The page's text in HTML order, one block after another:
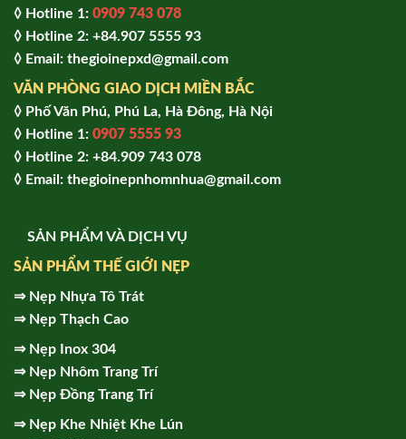
◊ Hotline 1: 0909 743 078
◊ Hotline 2: +84.907 5555 93
◊ Email: thegioinepxd@gmail.com
VĂN PHÒNG GIAO DỊCH MIỀN BẮC
◊ Phố Văn Phú, Phú La, Hà Đông, Hà Nội
◊ Hotline 1: 0907 5555 93
◊ Hot line 2: +84.909 743 078
◊ Email: thegioinepnhomnhua@gmail.com
SẢN PHẨM VÀ DỊCH VỤ
SẢN PHẨM THẾ GIỚI NẸP
⇒ Nẹp Nhựa Tô Trát
⇒ Nẹp Thạch Cao
⇒ Nẹp Inox 304
⇒ Nẹp Nhôm Trang Trí
⇒ Nẹp Đồng Trang Trí
⇒ Nẹp Khe Nhiệt Khe Lún